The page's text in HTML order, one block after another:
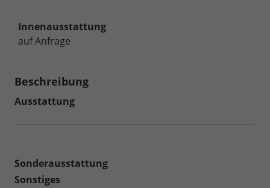
Innenausstattung
auf Anfrage
Beschreibung
Ausstattung
Sonderausstattung
Sonstiges